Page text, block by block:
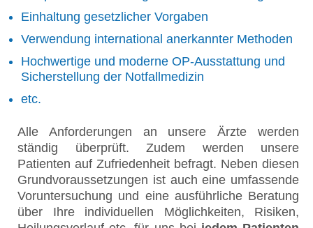
Einhaltung gesetzlicher Vorgaben
Verwendung international anerkannter Methoden
Hochwertige und moderne OP-Ausstattung und
Sicherstellung der Notfallmedizin
etc.
Alle Anforderungen an unsere Ärzte werden
ständig überprüft. Zudem werden unsere
Patienten auf Zufriedenheit befragt. Neben diesen
Grundvoraussetzungen ist auch eine umfassende
Voruntersuchung und eine ausführliche Beratung
über Ihre individuellen Möglichkeiten, Risiken,